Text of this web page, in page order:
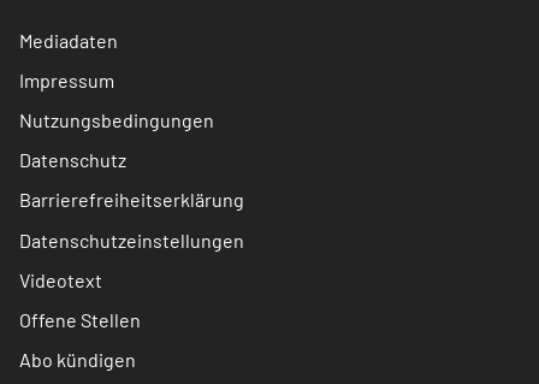
Mediadaten
Impressum
Nutzungsbedingungen
Datenschutz
Barrierefreiheitserklärung
Datenschutzeinstellungen
Videotext
Offene Stellen
Abo kündigen